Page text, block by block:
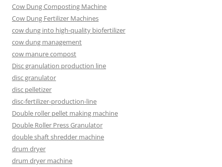
Cow Dung Composting Machine
Cow Dung Fertilizer Machines
cow dung into high-quality biofertilizer
cow dung management
cow manure compost
Disc granulation production line
disc granulator
disc pelletizer
disc-fertilizer-production-line
Double roller pellet making machine
Double Roller Press Granulator
double shaft shredder machine
drum dryer
drum dryer machine